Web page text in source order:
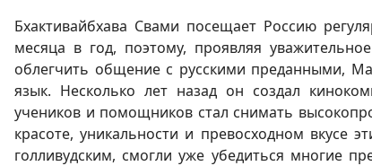
Бхактивайбхава Свами посещает Россию
месяца в год, поэтому, проявляя
облегчить общение с русскими преданными,
язык. Несколько лет назад он создал
учеников и помощников стал снимать
красоте, уникальности и превосходном вкусе
голливудским, смогли уже убедиться многие